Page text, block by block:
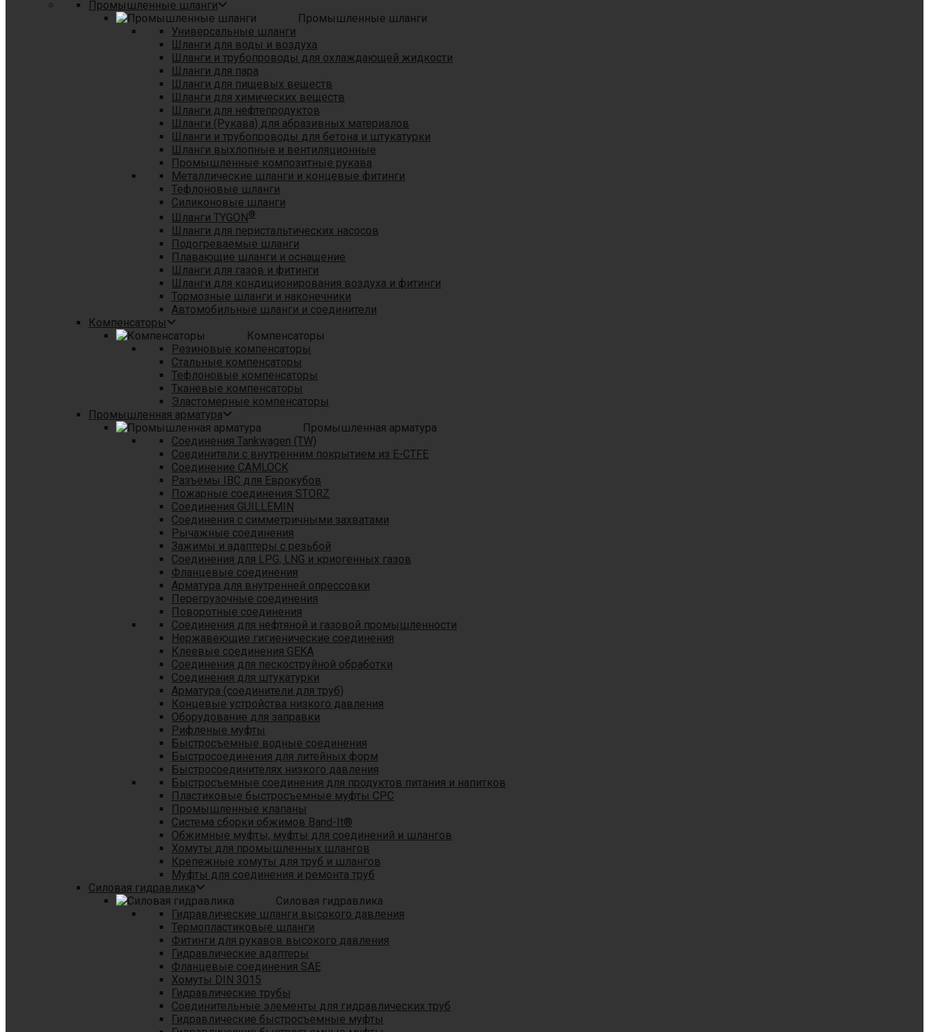
Промышленные шланги
Промышленные шланги
Универсальные шланги
Шланги для воды и воздуха
Шланги и трубопроводы для охлаждающей жидкости
Шланги для пара
Шланги для пищевых веществ
Шланги для химических веществ
Шланги для нефтепродуктов
Шланги (Рукава) для абразивных материалов
Шланги и трубопроводы для бетона и штукатурки
Шланги выхлопные и вентиляционные
Промышленные композитные рукава
Металлические шланги и концевые фитинги
Тефлоновые шланги
Силиконовые шланги
Шланги TYGON®
Шланги для перистальтических насосов
Подогреваемые шланги
Плавающие шланги и оснащение
Шланги для газов и фитинги
Шланги для кондиционирования воздуха и фитинги
Тормозные шланги и наконечники
Автомобильные шланги и соединители
Компенсаторы
Компенсаторы
Резиновые компенсаторы
Стальные компенсаторы
Тефлоновые компенсаторы
Тканевые компенсаторы
Эластомерные компенсаторы
Промышленная арматура
Промышленная арматура
Соединения Tankwagen (TW)
Соединители с внутренним покрытием из E-CTFE
Соединение CAMLOCK
Разъемы IBC для Еврокубов
Пожарные соединения STORZ
Соединения GUILLEMIN
Соединения с симметричными захватами
Рычажные соединения
Зажимы и адаптеры с резьбой
Соединения для LPG, LNG и криогенных газов
Фланцевые соединения
Арматура для внутренней опрессовки
Перегрузочные соединения
Поворотные соединения
Соединения для нефтяной и газовой промышленности
Нержавеющие гигиенические соединения
Клеевые соединения GEKA
Соединения для пескоструйной обработки
Cоединения для штукатурки
Арматура (соединители для труб)
Концевые устройства низкого давления
Оборудование для заправки
Рифленые муфты
Быстросъемные водные соединения
Быстросоединения для литейных форм
Быстросоединителях низкого давления
Быстросъемные соединения для продуктов питания и напитков
Пластиковые быстросъемные муфты CPC
Промышленные клапаны
Система сборки обжимов Band-It®
Обжимные муфты, муфты для соединений и шлангов
Хомуты для промышленных шлангов
Крепежные хомуты для труб и шлангов
Муфты для соединения и ремонта труб
Силовая гидравлика
Силовая гидравлика
Гидравлические шланги высокого давления
Термопластиковые шланги
Фитинги для рукавов высокого давления
Гидравлические адаптеры
Фланцевые соединения SAE
Хомуты DIN 3015
Гидравлические трубы
Соединительные элементы для гидравлических труб
Гидравлические быстросъемные муфты